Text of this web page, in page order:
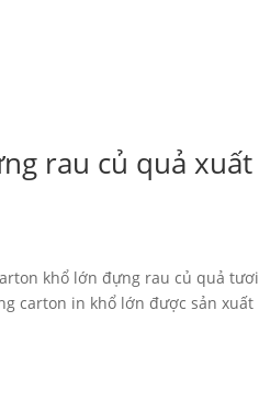
rau củ quả xuất
khổ lớn đựng rau củ quả tươi
carton in khổ lớn được sản xuất